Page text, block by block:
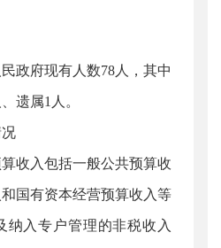
政府现有人数78人，其中
遗属1人。
收入包括一般公共预算收
国有资本经营预算收入等
纳入专户管理的非税收入